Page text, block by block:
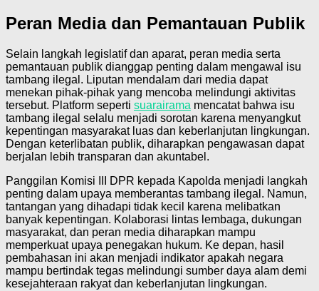
Peran Media dan Pemantauan Publik
Selain langkah legislatif dan aparat, peran media serta
pemantauan publik dianggap penting dalam mengawal isu
tambang ilegal. Liputan mendalam dari media dapat
menekan pihak-pihak yang mencoba melindungi aktivitas
tersebut. Platform seperti suarairama mencatat bahwa isu
tambang ilegal selalu menjadi sorotan karena menyangkut
kepentingan masyarakat luas dan keberlanjutan lingkungan.
Dengan keterlibatan publik, diharapkan pengawasan dapat
berjalan lebih transparan dan akuntabel.
Panggilan Komisi III DPR kepada Kapolda menjadi langkah
penting dalam upaya memberantas tambang ilegal. Namun,
tantangan yang dihadapi tidak kecil karena melibatkan
banyak kepentingan. Kolaborasi lintas lembaga, dukungan
masyarakat, dan peran media diharapkan mampu
memperkuat upaya penegakan hukum. Ke depan, hasil
pembahasan ini akan menjadi indikator apakah negara
mampu bertindak tegas melindungi sumber daya alam demi
kesejahteraan rakyat dan keberlanjutan lingkungan.